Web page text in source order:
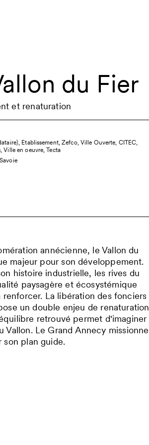
du Fier
et renaturation
Etablissement, Zefco, Ville Ouverte, CITEC,
Ville en oeuvre, Tecta
annécienne, le Vallon du
majeur pour son développement.
histoire industrielle, les rives du
paysagère et écosystémique
La libération des fonciers
un double enjeu de renaturation
retrouvé permet d'imaginer
Vallon. Le Grand Annecy missionne
plan guide.